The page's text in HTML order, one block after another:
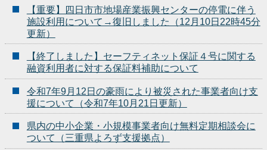
【重要】四日市市地場産業振興センターの停電に伴う
施設利用について→復旧しました（12月10日22時45分
更新）
【終了しました】セーフティネット保証４号に関する
融資利用者に対する保証料補助について
令和7年9月12日の豪雨により被災された事業者向け支
援について（令和7年10月21日更新）
県内の中小企業・小規模事業者向け無料定期相談会に
ついて（三重県よろず支援拠点）